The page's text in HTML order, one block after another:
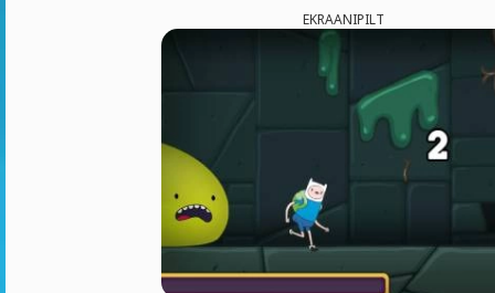
EKRAANIPILT